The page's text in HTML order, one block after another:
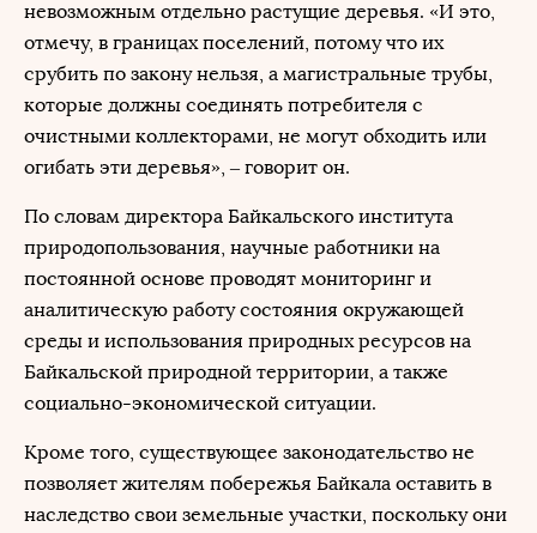
невозможным отдельно растущие деревья. «И это,
отмечу, в границах поселений, потому что их
срубить по закону нельзя, а магистральные трубы,
которые должны соединять потребителя с
очистными коллекторами, не могут обходить или
огибать эти деревья», – говорит он.
По словам директора Байкальского института
природопользования, научные работники на
постоянной основе проводят мониторинг и
аналитическую работу состояния окружающей
среды и использования природных ресурсов на
Байкальской природной территории, а также
социально-экономической ситуации.
Кроме того, существующее законодательство не
позволяет жителям побережья Байкала оставить в
наследство свои земельные участки, поскольку они